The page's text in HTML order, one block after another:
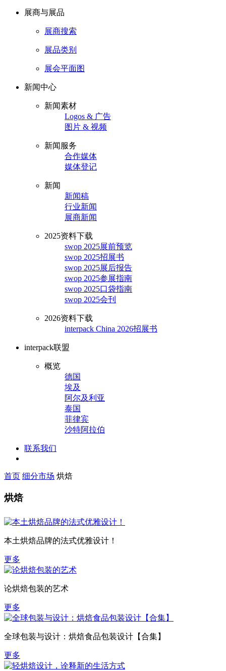
展商与展品
展商搜索
展品类别
展会平面图
新闻中心
新闻素材
Logos & 广告
图片 & 视频
新闻服务
合作媒体
媒体登记
新闻
新闻稿
行业新闻
展商新闻
2025资料下载
swop 2025展前预览
swop 2025招展书
swop 2025展后报告
swop 2025参展指南
swop 2025口袋指南
swop 2025会刊
2026资料下载
interpack China 2026招展书
interpack联盟
概览
德国
埃及
阿尔及利亚
泰国
菲律宾
沙特阿拉伯
联系我们
首页 细分市场 烘焙
烘焙
本土烘焙品牌的法式优雅设计！
更多
论烘焙包装的艺术
更多
全球包装与设计：烘焙食品包装设计【合集】
更多